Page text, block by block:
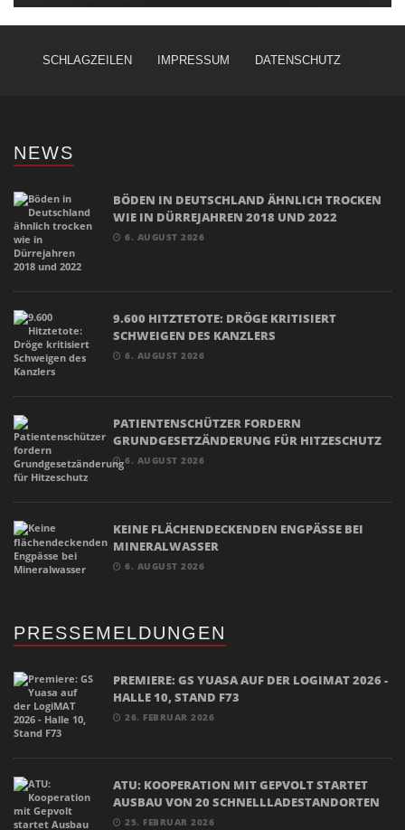
SCHLAGZEILEN IMPRESSUM DATENSCHUTZ
NEWS
BÖDEN IN DEUTSCHLAND ÄHNLICH TROCKEN
WIE IN DÜRREJAHREN 2018 UND 2022
6. AUGUST 2026
9.600 HITZTETOTE: DRÖGE KRITISIERT
SCHWEIGEN DES KANZLERS
6. AUGUST 2026
PATIENTENSCHÜTZER FORDERN
GRUNDGESETZÄNDERUNG FÜR HITZESCHUTZ
6. AUGUST 2026
KEINE FLÄCHENDECKENDEN ENGPÄSSE BEI
MINERALWASSER
6. AUGUST 2026
PRESSEMELDUNGEN
PREMIERE: GS YUASA AUF DER LOGIMAT 2026 -
HALLE 10, STAND F73
26. FEBRUAR 2026
ATU: KOOPERATION MIT GEPVOLT STARTET
AUSBAU VON 20 SCHNELLLADESTANDORTEN
25. FEBRUAR 2026